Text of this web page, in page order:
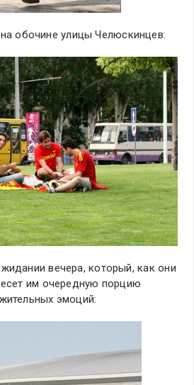
обочине улицы Челюскинцев:
вечера, который, как они
им очередную порцию
эмоций: